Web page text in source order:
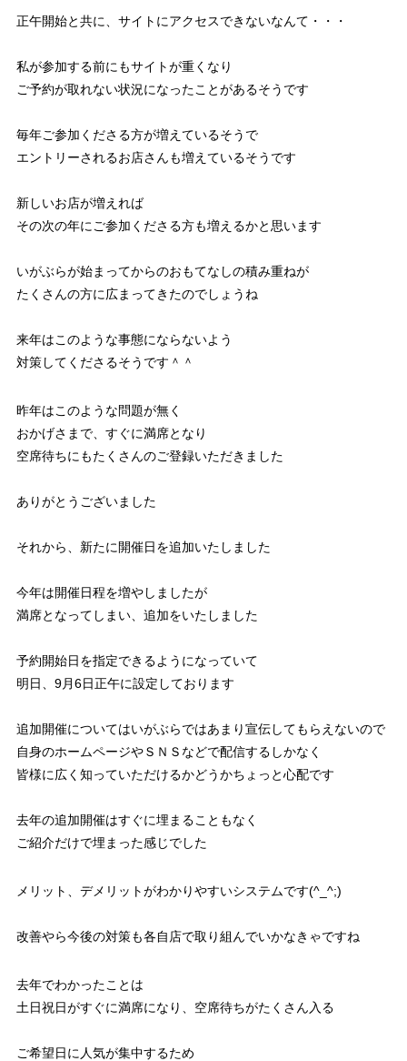
正午開始と共に、サイトにアクセスできないなんて・・・
私が参加する前にもサイトが重くなり
ご予約が取れない状況になったことがあるそうです
毎年ご参加くださる方が増えているそうで
エントリーされるお店さんも増えているそうです
新しいお店が増えれば
その次の年にご参加くださる方も増えるかと思います
いがぶらが始まってからのおもてなしの積み重ねが
たくさんの方に広まってきたのでしょうね
来年はこのような事態にならないよう
対策してくださるそうです＾＾
昨年はこのような問題が無く
おかげさまで、すぐに満席となり
空席待ちにもたくさんのご登録いただきました
ありがとうございました
それから、新たに開催日を追加いたしました
今年は開催日程を増やしましたが
満席となってしまい、追加をいたしました
予約開始日を指定できるようになっていて
明日、9月6日正午に設定しております
追加開催についてはいがぶらではあまり宣伝してもらえないので
自身のホームページやＳＮＳなどで配信するしかなく
皆様に広く知っていただけるかどうかちょっと心配です
去年の追加開催はすぐに埋まることもなく
ご紹介だけで埋まった感じでした
メリット、デメリットがわかりやすいシステムです(^_^;)
改善やら今後の対策も各自店で取り組んでいかなきゃですね
去年でわかったことは
土日祝日がすぐに満席になり、空席待ちがたくさん入る
ご希望日に人気が集中するため